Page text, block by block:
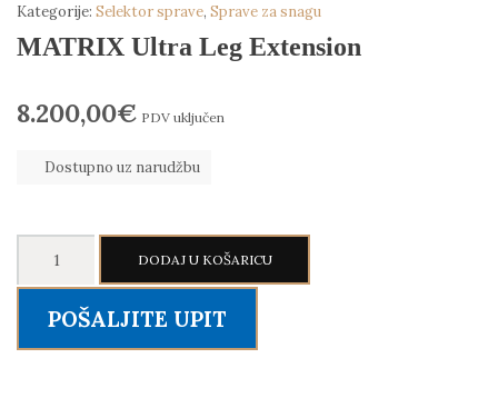
Kategorije: Selektor sprave, Sprave za snagu
MATRIX Ultra Leg Extension
8.200,00€ PDV uključen
Dostupno uz narudžbu
Ultra
Extension
DODAJ U KOŠARICU
POŠALJITE UPIT